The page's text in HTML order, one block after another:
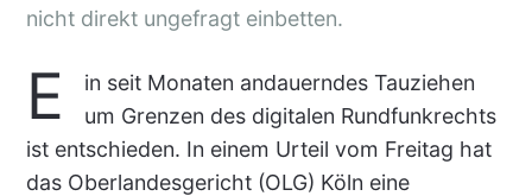
nicht direkt ungefragt einbetten.
E
in seit Monaten andauerndes Tauziehen
um Grenzen des digitalen Rundfunkrechts
ist entschieden. In einem Urteil vom Freitag hat
das Oberlandesgericht (OLG) Köln eine